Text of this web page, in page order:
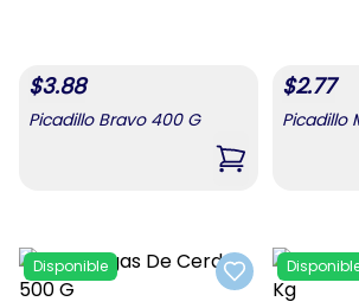
$3.88
Picadillo Bravo 400 G
,Picadillo Bravo
$2.77
Picadillo
Add to
Disponible